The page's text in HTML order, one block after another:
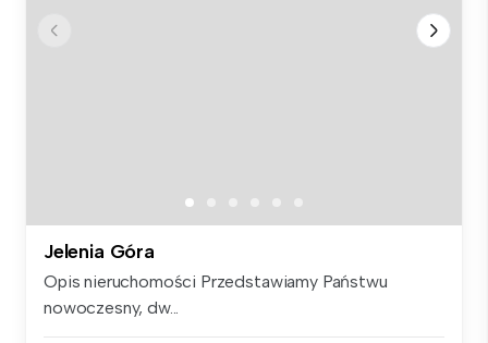
Jelenia Góra
Opis nieruchomości Przedstawiamy Państwu
nowoczesny, dw...